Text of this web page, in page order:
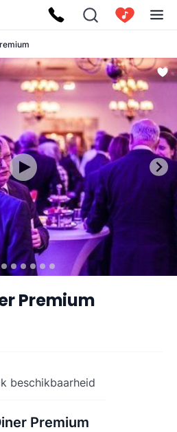
Premium
beschikbaarheid
Premium